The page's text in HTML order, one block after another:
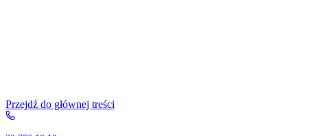
Przejdź do głównej treści